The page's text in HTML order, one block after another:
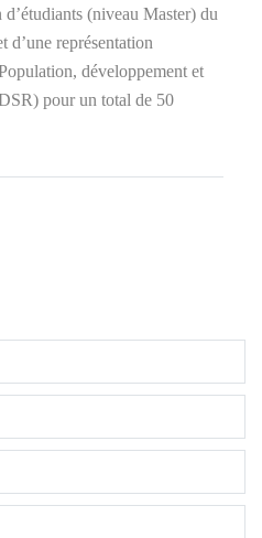
(niveau Master) du
d’une représentation
développement et
pour un total de 50